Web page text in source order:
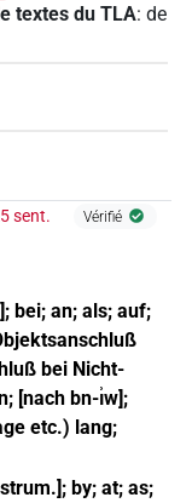
textes du TLA: de
sent. Vérifié
bei; an; als; auf;
bei Nicht-
[nach bn-ı͗w];
etc.) lang;
by; at; as;